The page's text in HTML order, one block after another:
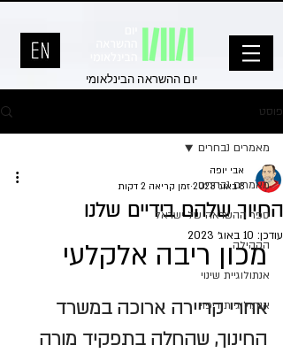
יום ההשראה הבינלאומי
פוסט
מאמרים נבחרים
ספר ההשראה של ישראל
הקהילה
אנתולוגיית שינוי
אנתולוגיית ריפוי
מאמרים נבחרים
החיוך שלהם בידיים שלנו
אבי יופה
8 באוג׳ 2023
זמן קריאה 2 דקות
עודכן: 10 באוג׳ 2023
מכון ריבה אלקלעי
אחרי קריירה ארוכה במשרד
החינוך, שהחלה בתפקיד מורה